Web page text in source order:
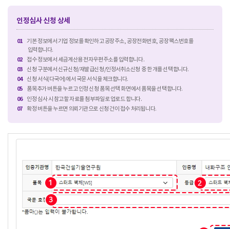
인정심사 신청 상세
01 기본 정보에서 기업 정보를 확인하고 공장주소, 공장전화번호, 공장팩스번호를
입력합니다.
02
접수 정보에서 세금계산용 전자우편주소를 입력합니다.
03 신청 구분에서 신규신청/재발급신청/인정서취소신청 중 한 개를 선택합니다.
04 신청 서식(다국어)에서 국문 서식을 체크합니다.
05
품목추가 버튼을 누르고 인정 신청 품목 선택 화면에서 품목을 선택합니다.
06
인정 심사 시 참고할 자료를 첨부파일로 업로드 합니다.
07
확정 버튼을 누르면 의뢰기관으로 신청 건이 접수 처리됩니다.